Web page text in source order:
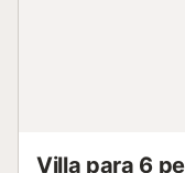
Villa para 6